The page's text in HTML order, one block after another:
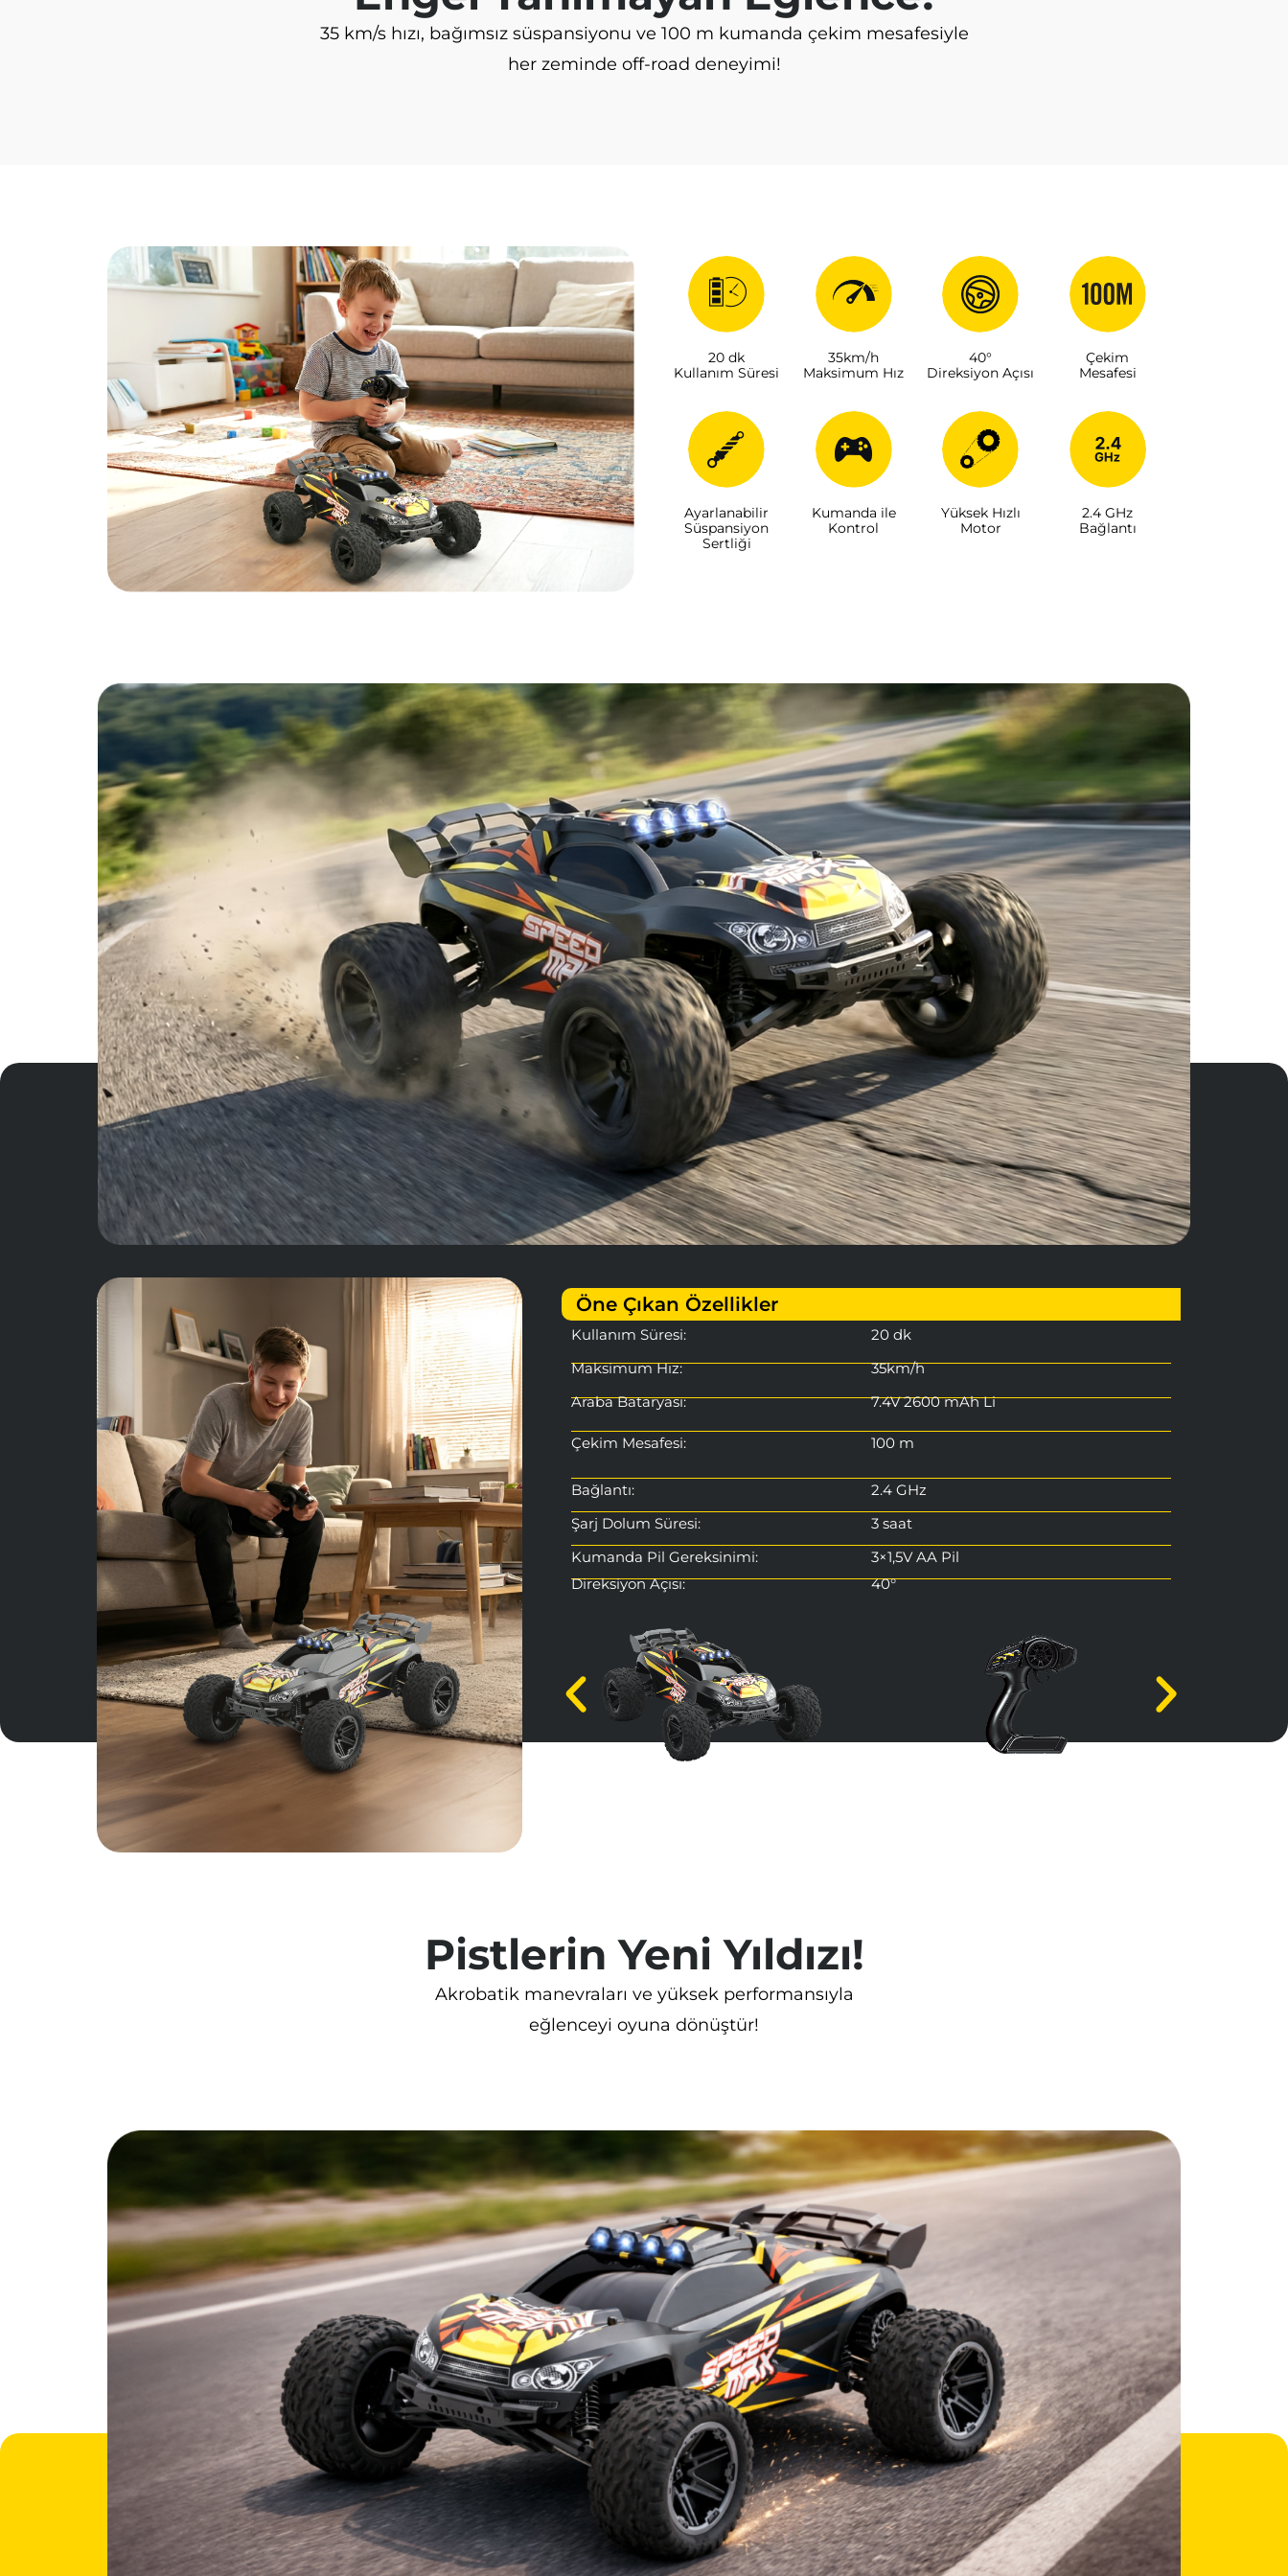
35 km/s hızı, bağımsız süspansiyonu ve 100 m kumanda çekim mesafesiyle
her zeminde off-road deneyimi!
20 dk
Kullanım Süresi
35km/h
Maksimum Hız
40°
Direksiyon Açısı
Çekim
Mesafesi
Ayarlanabilir
Süspansiyon
Sertliği
Kumanda ile
Kontrol
Yüksek Hızlı
Motor
2.4 GHz
Bağlantı
Öne Çıkan Özellikler
Kullanım Süresi:
20 dk
Maksimum Hız:
35km/h
Araba Bataryası:
7.4V 2600 mAh Li
Çekim Mesafesi: 100 m
Bağlantı:
2.4 GHz
Şarj Dolum Süresi:
3 saat
Kumanda Pil Gereksinimi:
3×1,5V AA Pil
Direksiyon Açısı:
40°
RC550 Yüksek Hızlı Motor
Ürün Boyutu:
• CSG12 Uzaktan Kumandalı Yarış Arabası • Batarya • Uzaktan Kumanda •
Şarj Kablosu • Tornavida • Tampon Sabitleme Vidaları • Arka Tampon • Kullanım Kılavuzu
Pistlerin Yeni Yıldızı!
Akrobatik manevraları ve yüksek performansıyla
eğlenceyi oyuna dönüştür!